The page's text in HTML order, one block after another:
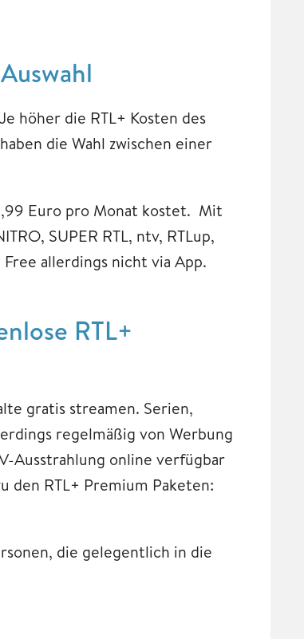
höher die RTL+ Kosten des
die Wahl zwischen einer
Euro pro Monat kostet. Mit
SUPER RTL, ntv, RTLup,
allerdings nicht via App.
RTL+
gratis streamen. Serien,
regelmäßig von Werbung
Ausstrahlung online verfügbar
den RTL+ Premium Paketen:
die gelegentlich in die